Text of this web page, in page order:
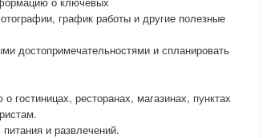
график работы и другие полезные
достопримечательностями и спланировать
ресторанах, магазинах, пунктах
и развлечений.